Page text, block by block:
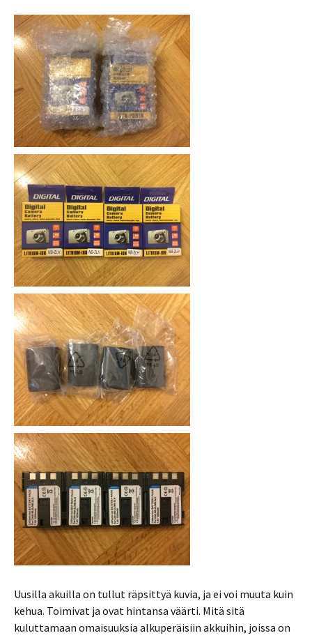
Uusilla akuilla on tullut räpsittyä kuvia, ja ei voi muuta kuin
kehua. Toimivat ja ovat hintansa väärti. Mitä sitä
kuluttamaan omaisuuksia alkuperäisiin akkuihin, joissa on